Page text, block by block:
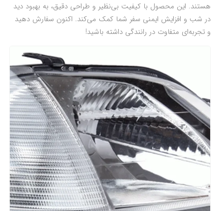
هستند. این محصول با کیفیت بی‌نظیر و طراحی دقیق، به بهبود دید
در شب و افزایش ایمنی سفر شما کمک می‌کند. اکنون سفارش دهید
و تجربه‌ای متفاوت در رانندگی داشته باشید!